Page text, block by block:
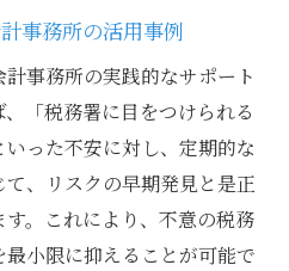
収入比較で将来設計を考
リスクを避ける実践法
する税務調査リスク回避
会計事務所活用と税務署
事務所の活用事例
事務所の実践的なサポート
「税務署に目をつけられる
った不安に対し、定期的な
、リスクの早期発見と是正
。これにより、不意の税務
小限に抑えることが可能で